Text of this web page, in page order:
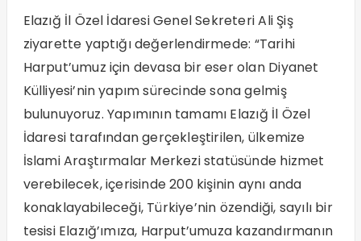
Elazığ İl Özel İdaresi Genel Sekreteri Ali Şiş
ziyarette yaptığı değerlendirmede: “Tarihi
Harput’umuz için devasa bir eser olan Diyanet
Külliyesi’nin yapım sürecinde sona gelmiş
bulunuyoruz. Yapımının tamamı Elazığ İl Özel
İdaresi tarafından gerçekleştirilen, ülkemize
İslami Araştırmalar Merkezi statüsünde hizmet
verebilecek, içerisinde 200 kişinin aynı anda
konaklayabileceği, Türkiye’nin özendiği, sayılı bir
tesisi Elazığ’ımıza, Harput’umuza kazandırmanın